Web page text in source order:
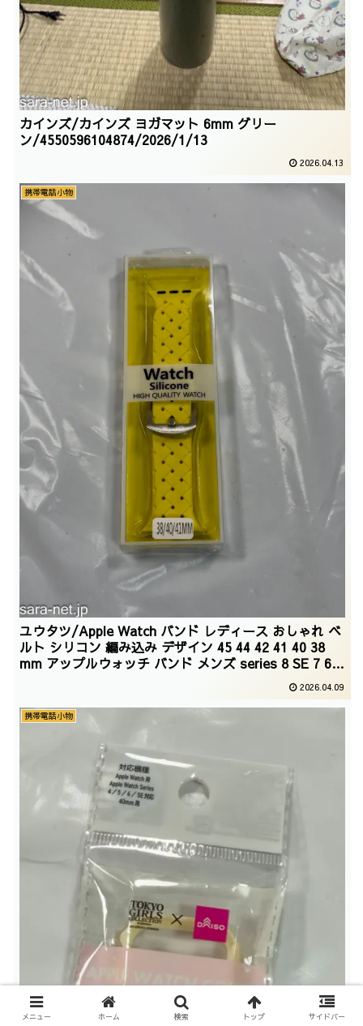
カインズ/カインズ ヨガマット 6mm グリー
ン/4550596104874/2026/1/13
2026.04.13
携帯電話小物
ユウタツ/Apple Watch バンド レディース おしゃれ ベ
ルト シリコン 編み込み デザイン 45 44 42 41 40 38
mm アップルウォッチ バンド メンズ series 8 SE 7 6 5
4 3 2 1 apple watch ベルト バンド 41mm 40 44 45 42
品/2026/1/7
2026.04.09
携帯電話小物
メニュー ホーム 検索 トップ サイドバー